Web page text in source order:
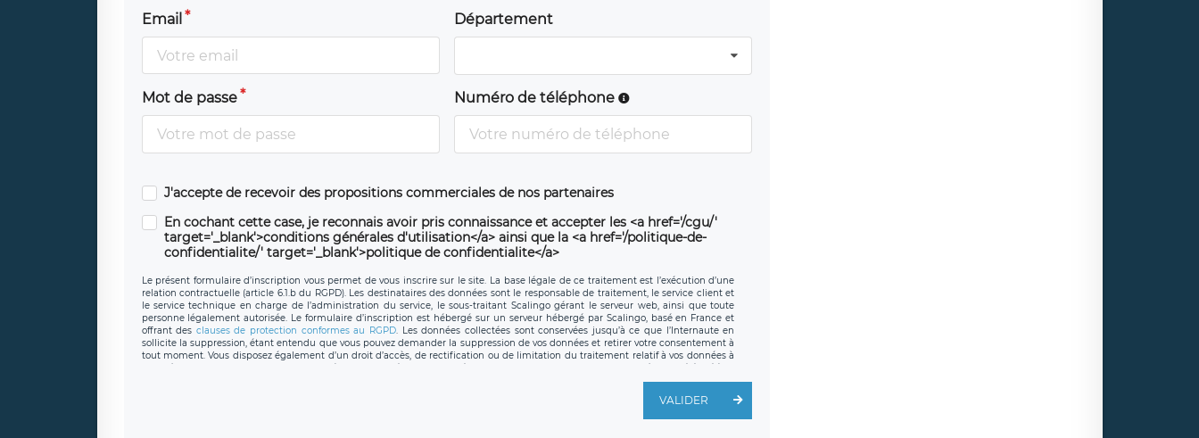
Email Département
Mot de passe Numéro de téléphone
J'accepte de recevoir des propositions commerciales de nos partenaires
En cochant cette case, je reconnais avoir pris connaissance et accepter les <a href='/cgu/'
target='_blank'>conditions générales d'utilisation</a> ainsi que la <a href='/politique-de-
confidentialite/' target='_blank'>politique de confidentialite</a>
Le présent formulaire d’inscription vous permet de vous inscrire sur le site. La base légale de ce traitement est l’exécution d’une
relation contractuelle (article 6.1.b du RGPD). Les destinataires des données sont le responsable de traitement, le service client et
le service technique en charge de l’administration du service, le sous-traitant Scalingo gérant le serveur web, ainsi que toute
personne légalement autorisée. Le formulaire d’inscription est hébergé sur un serveur hébergé par Scalingo, basé en France et
offrant des clauses de protection conformes au RGPD. Les données collectées sont conservées jusqu’à ce que l’Internaute en
sollicite la suppression, étant entendu que vous pouvez demander la suppression de vos données et retirer votre consentement à
tout moment. Vous disposez également d’un droit d’accès, de rectification ou de limitation du traitement relatif à vos données à
caractère personnel, ainsi que d’un droit à la portabilité de vos données. Vous pouvez exercer ces droits auprès du délégué à la
protection des données de LÉGAVOX qui exerce au siège social de LÉGAVOX et est joignable à l’adresse mail suivante :
joignable à l’adresse mail : responsabledetraitement@legavox.fr. Vous avez également le droit d’introduire une réclamation
VALIDER